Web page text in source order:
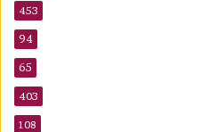
453
94
65
403
108